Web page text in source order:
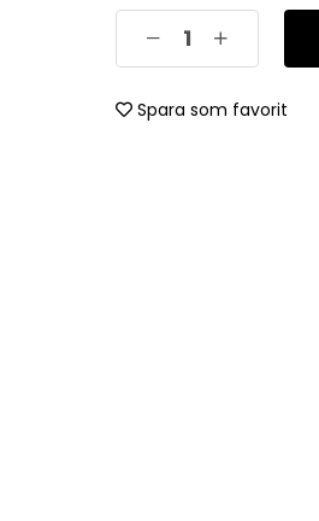
Spara som favorit